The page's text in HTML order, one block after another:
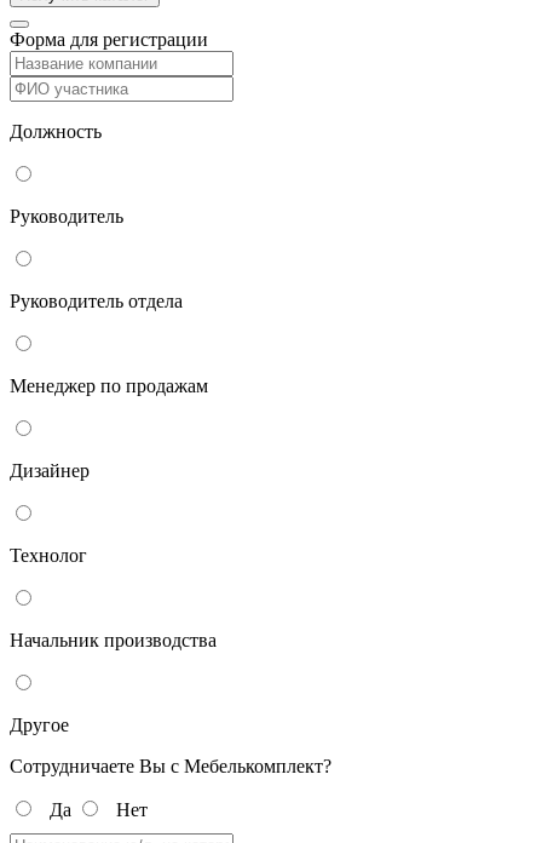
Форма для регистрации
Должность
Руководитель
Руководитель отдела
Менеджер по продажам
Дизайнер
Технолог
Начальник производства
Другое
Сотрудничаете Вы с Мебелькомплект?
Да Нет